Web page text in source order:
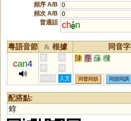
頻序 A/B
0
頻次 A/B
0
普通話 ch n
粵語音節 & 根據 同音字
can4
黃 周 陳 塵 蔯 樄
李
何
HKLS
人文 同聲同韻 同韻同調
配搭點:
蜳